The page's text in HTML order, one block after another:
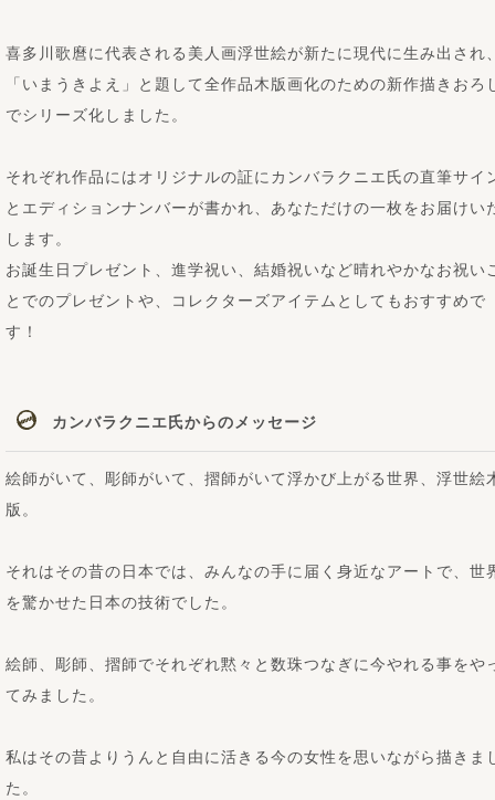
喜多川歌麿に代表される美人画浮世絵が新たに現代に生み出され
「いまうきよえ」と題して全作品木版画化のための新作描きおろ
でシリーズ化しました。
それぞれ作品にはオリジナルの証にカンバラクニエ氏の直筆サイ
とエディションナンバーが書かれ、あなただけの一枚をお届けい
します。
お誕生日プレゼント、進学祝い、結婚祝いなど晴れやかなお祝い
とでのプレゼントや、コレクターズアイテムとしてもおすすめで
す！
カンバラクニエ氏からのメッセージ
絵師がいて、彫師がいて、摺師がいて浮かび上がる世界、浮世絵
版。
それはその昔の日本では、みんなの手に届く身近なアートで、世
を驚かせた日本の技術でした。
絵師、彫師、摺師でそれぞれ黙々と数珠つなぎに今やれる事をや
てみました。
私はその昔よりうんと自由に活きる今の女性を思いながら描きま
た。